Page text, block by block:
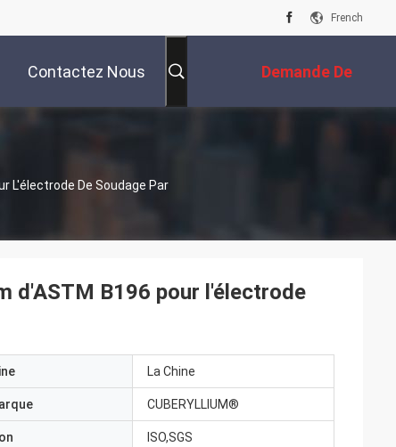
French
Contactez Nous Demande De
Soumission
L'électrode De Soudage Par
d'ASTM B196 pour l'électrode
La Chine
CUBERYLLIUM®
ISO,SGS